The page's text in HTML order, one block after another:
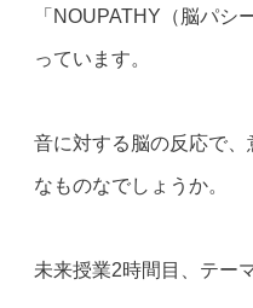
「NOUPATHY（脳パ
っています。
音に対する脳の反応で
なものなでしょうか。
未来授業2時間目、テー